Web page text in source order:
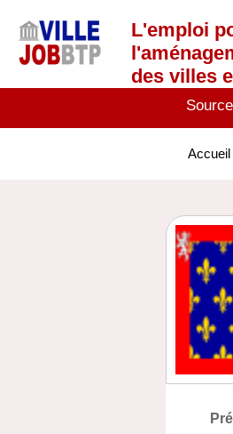
L'emploi
des villes
Accueil